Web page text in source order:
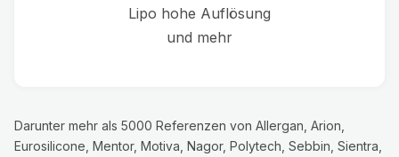
Lipo hohe Auflösung
und mehr
Darunter mehr als 5000 Referenzen von Allergan, Arion,
Eurosilicone, Mentor, Motiva, Nagor, Polytech, Sebbin, Sientra,